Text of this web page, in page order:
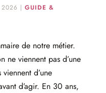
| GUIDE &
de notre métier.
ne viennent pas d’une
d’une
d’agir. En 30 ans,